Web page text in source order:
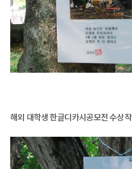
해외 대학생 한글디카시공모전 수상작